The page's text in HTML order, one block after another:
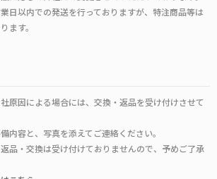
日以内での発送を行っておりますが、特注商品等は
ます。
原因による場合には、交換・返品を受け付けさせて
内容と、写真を添えてご連絡ください。
品・交換は受け付けておりませんので、予めご了承